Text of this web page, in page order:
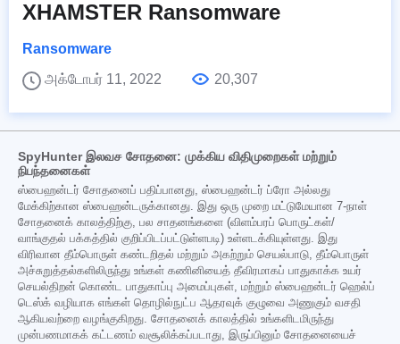
XHAMSTER Ransomware
Ransomware
அக்டோபர் 11, 2022
20,307
SpyHunter இலவச சோதனை: முக்கிய விதிமுறைகள் மற்றும்
நிபந்தனைகள்
ஸ்பைஹன்டர் சோதனைப் பதிப்பானது, ஸ்பைஹன்டர் ப்ரோ அல்லது
மேக்கிற்கான ஸ்பைஹன்டருக்கானது. இது ஒரு முறை மட்டுமேயான 7-நாள்
சோதனைக் காலத்திற்கு, பல சாதனங்களை (விளம்பரப் பொருட்கள்/
வாங்குதல் பக்கத்தில் குறிப்பிடப்பட்டுள்ளபடி) உள்ளடக்கியுள்ளது. இது
விரிவான தீம்பொருள் கண்டறிதல் மற்றும் அகற்றும் செயல்பாடு, தீம்பொருள்
அச்சுறுத்தல்களிலிருந்து உங்கள் கணினியைத் தீவிரமாகப் பாதுகாக்க உயர்
செயல்திறன் கொண்ட பாதுகாப்பு அமைப்புகள், மற்றும் ஸ்பைஹன்டர் ஹெல்ப்
டெஸ்க் வழியாக எங்கள் தொழில்நுட்ப ஆதரவுக் குழுவை அணுகும் வசதி
ஆகியவற்றை வழங்குகிறது. சோதனைக் காலத்தில் உங்களிடமிருந்து
முன்பணமாகக் கட்டணம் வசூலிக்கப்படாது, இருப்பினும் சோதனையைச்